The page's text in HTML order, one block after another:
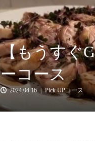
【もうすぐ
ーコース
2024.04.16 Pick UPコース